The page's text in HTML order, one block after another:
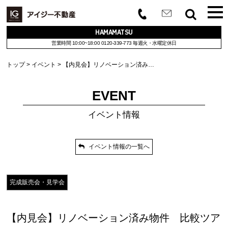
HAMAMATSU
営業時間 10:00~18:00 0120-339-773 毎週火・水曜定休日
トップ イベント 【内見会】リノベーション済み…
EVENT
イベント情報
イベント情報の一覧へ
完成販売会・見学会
【内見会】リノベーション済み物件 比較ツア